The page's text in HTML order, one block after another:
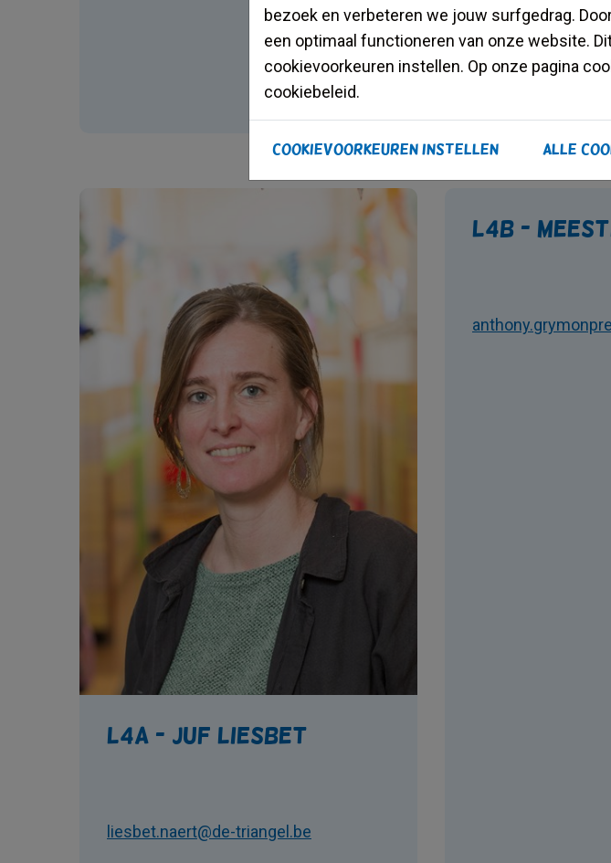
L4A - Juf Liesbet
liesbet.naert@de-triangel.be
L4B -
bezoek en verbeteren we jouw surfgedrag.
een optimaal functioneren van onze website.
cookievoorkeuren instellen. Op onze pagina
cookiebeleid.
Cookievoorkeuren instellen